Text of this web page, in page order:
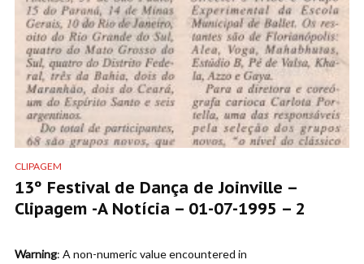
CLIPAGEM
13º Festival de Dança de Joinville –
Clipagem -A Notícia – 01-07-1995 – 2
Warning: A non-numeric value encountered in